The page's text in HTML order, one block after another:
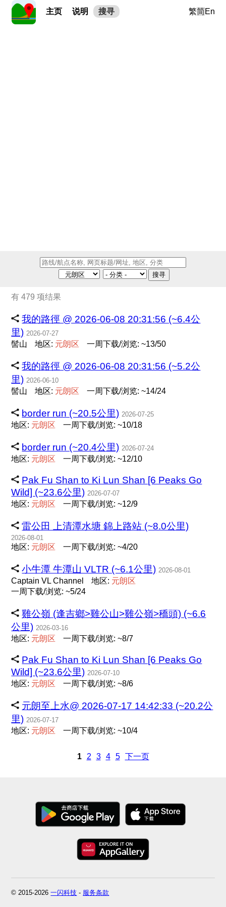
主页 说明 搜寻 繁简En
搜寻
有 479 项结果
我的路徑 @ 2026-06-08 20:31:56 (~6.4公
里) 2026-07-27
髻山 地区: 元朗 区 一周下载/浏览: ~13/50
我的路徑 @ 2026-06-08 20:31:56 (~5.2公
里) 2026-06-10
髻山 地区: 元朗 区 一周下载/浏览: ~14/24
border run (~20.5公里) 2026-07-25
地区: 元朗 区 一周下载/浏览: ~10/18
border run (~20.4公里) 2026-07-24
地区: 元朗 区 一周下载/浏览: ~12/10
Pak Fu Shan to Ki Lun Shan [6 Peaks Go
Wild] (~23.6公里) 2026-07-07
地区: 元朗 区 一周下载/浏览: ~12/9
雷公田 上清潭水塘 錦上路站 (~8.0公里)
2026-08-01
地区: 元朗 区 一周下载/浏览: ~4/20
小牛潭 牛潭山 VLTR (~6.1公里) 2026-08-01
Captain VL Channel 地区: 元朗 区
一周下载/浏览: ~5/24
雞公嶺 (逢吉鄉>雞公山>雞公嶺>穚頭) (~6.6
公里) 2026-03-16
地区: 元朗 区 一周下载/浏览: ~8/7
Pak Fu Shan to Ki Lun Shan [6 Peaks Go
Wild] (~23.6公里) 2026-07-10
地区: 元朗 区 一周下载/浏览: ~8/6
元朗至上水@ 2026-07-17 14:42:33 (~20.2公
里) 2026-07-17
地区: 元朗 区 一周下载/浏览: ~10/4
1 2 3 4 5 下一页
© 2015-2026一闪科技 - 服务条款